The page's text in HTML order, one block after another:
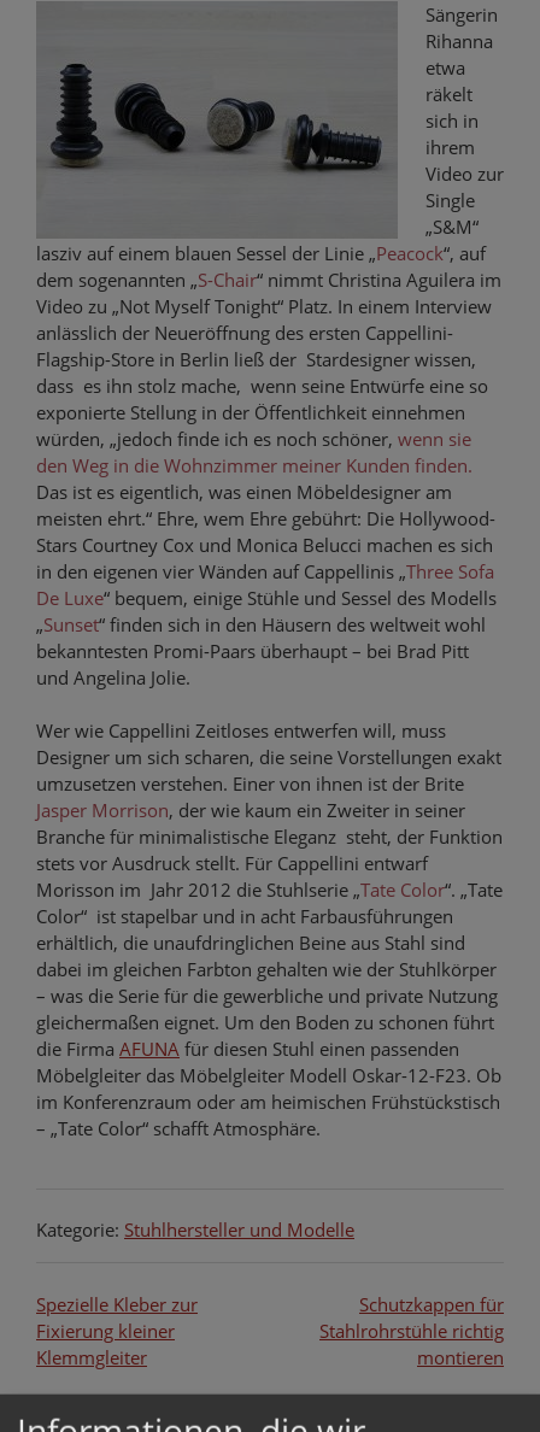
Sängerin
Rihanna
etwa
räkelt
sich in
ihrem
Video zur
Single
„S&M“
lasziv auf einem blauen Sessel der Linie „Peacock“, auf
dem sogenannten „S-Chair“ nimmt Christina Aguilera im
Video zu „Not Myself Tonight“ Platz. In einem Interview
anlässlich der Neueröffnung des ersten Cappellini-
Flagship-Store in Berlin ließ der Stardesigner wissen,
dass es ihn stolz mache, wenn seine Entwürfe eine so
exponierte Stellung in der Öffentlichkeit einnehmen
würden, „jedoch finde ich es noch schöner, wenn sie
den Weg in die Wohnzimmer meiner Kunden finden.
Das ist es eigentlich, was einen Möbeldesigner am
meisten ehrt.“ Ehre, wem Ehre gebührt: Die Hollywood-
Stars Courtney Cox und Monica Belucci machen es sich
in den eigenen vier Wänden auf Cappellinis „Three Sofa
De Luxe“ bequem, einige Stühle und Sessel des Modells
„Sunset“ finden sich in den Häusern des weltweit wohl
bekanntesten Promi-Paars überhaupt – bei Brad Pitt
und Angelina Jolie.
Wer wie Cappellini Zeitloses entwerfen will, muss
Designer um sich scharen, die seine Vorstellungen exakt
umzusetzen verstehen. Einer von ihnen ist der Brite
Jasper Morrison, der wie kaum ein Zweiter in seiner
Branche für minimalistische Eleganz steht, der Funktion
stets vor Ausdruck stellt. Für Cappellini entwarf
Morisson im Jahr 2012 die Stuhlserie „Tate Color“. „Tate
Color“ ist stapelbar und in acht Farbausführungen
erhältlich, die unaufdringlichen Beine aus Stahl sind
dabei im gleichen Farbton gehalten wie der Stuhlkörper
– was die Serie für die gewerbliche und private Nutzung
gleichermaßen eignet. Um den Boden zu schonen führt
die Firma AFUNA für diesen Stuhl einen passenden
Möbelgleiter das Möbelgleiter Modell Oskar-12-F23. Ob
im Konferenzraum oder am heimischen Frühstückstisch
– „Tate Color“ schafft Atmosphäre.
Kategorie: Stuhlhersteller und Modelle
Beitragsnavigation
Spezielle Kleber zur
Fixierung kleiner
Klemmgleiter
Schutzkappen für
Stahlrohrstühle richtig
montieren